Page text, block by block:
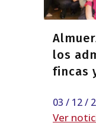
los
fincas
03 / 12 /
Ver